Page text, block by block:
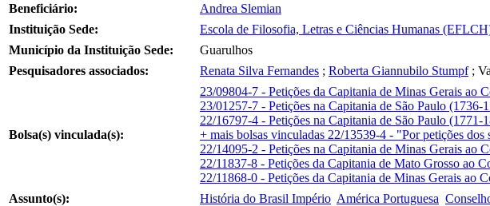
Beneficiário:
Andrea Slemian
Instituição Sede:
Escola de Filosofia, Letras e Ciências Humanas
Município da Instituição Sede:
Guarulhos
Pesquisadores associados:
Renata Silva Fernandes ; Roberta Giannubilo Stumpf;
Bolsa(s) vinculada(s):
23/09804-7 - Petições da Capitania de Minas Gerais ao
23/01257-7 - Petições na Capitania de São Paulo (1736-
22/16797-4 - Petições na Capitania de São Paulo (1771-
+ mais bolsas vinculadas 22/13539-4 - "Por petições dos
22/14095-2 - Petições na Capitania de Minas Gerais ao
22/11837-8 - Petições da Capitania de Mato Grosso ao
22/11868-0 - Petições da Capitania de Minas Gerais ao
Assunto(s):
História do Brasil Império América Portuguesa